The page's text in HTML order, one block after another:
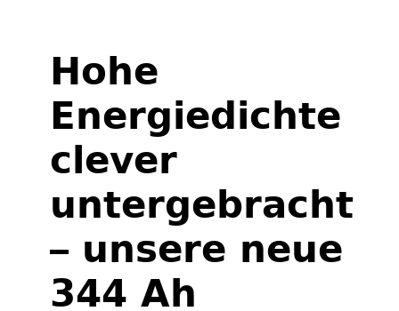
Hohe
Energiedichte
clever
untergebracht
– unsere neue
344 Ah